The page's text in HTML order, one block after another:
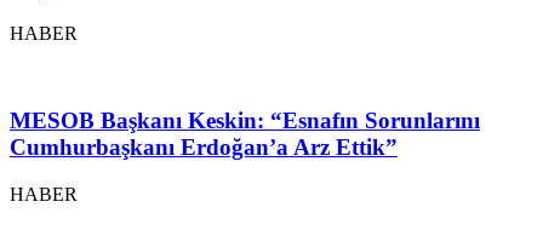
HABER
MESOB Başkanı Keskin: “Esnafın Sorunlarını
Cumhurbaşkanı Erdoğan’a Arz Ettik”
HABER